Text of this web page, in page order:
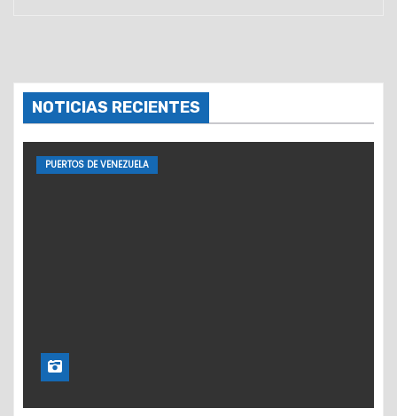
NOTICIAS RECIENTES
PUERTOS DE VENEZUELA